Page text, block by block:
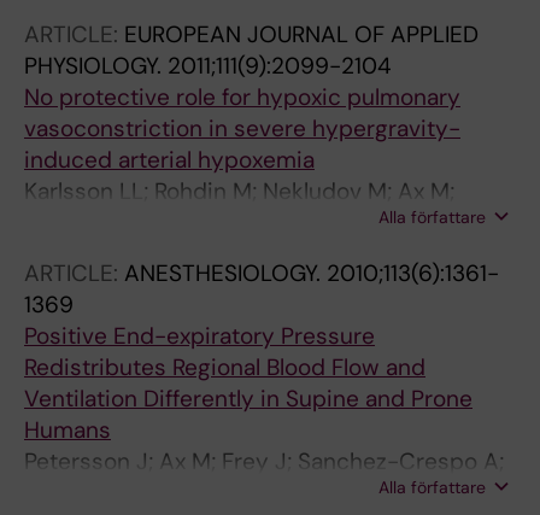
ARTICLE: EUROPEAN JOURNAL OF APPLIED
PHYSIOLOGY. 2011;111(9):2099-2104
No protective role for hypoxic pulmonary
vasoconstriction in severe hypergravity-
induced arterial hypoxemia
Karlsson LL; Rohdin M; Nekludov M; Ax M;
Alla författare
ARTICLE: ANESTHESIOLOGY. 2010;113(6):1361-
1369
Positive End-expiratory Pressure
Redistributes Regional Blood Flow and
Ventilation Differently in Supine and Prone
Humans
Petersson J; Ax M; Frey J; Sanchez-Crespo A;
Alla författare